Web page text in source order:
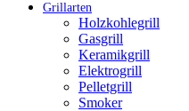
Grillarten
Holzkohlegrill
Gasgrill
Keramikgrill
Elektrogrill
Pelletgrill
Smoker